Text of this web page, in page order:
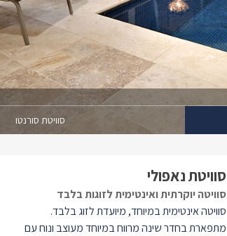
סוויטת סורנטו
סוויטת נאפולי
סוויטה יוקרתית ואינטימית לזוגות בלבד
סוויטה אינטימית במיוחד, מיועדת לזוג בלבד.
מתפארת בחדר שינה מרווח במיוחד מעוצב ונוח עם